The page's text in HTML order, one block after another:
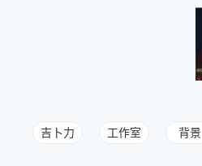
吉卜力 工作室 背景